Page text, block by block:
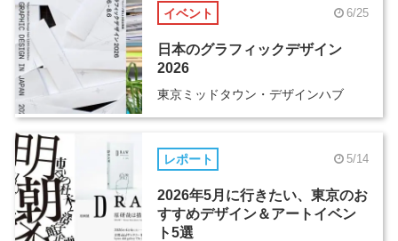
イベント 6/25
日本のグラフィックデザイン
2026
東京ミッドタウン・デザインハブ
レポート 5/14
2026年5月に行きたい、東京のお
すすめデザイン＆アートイベン
ト5選